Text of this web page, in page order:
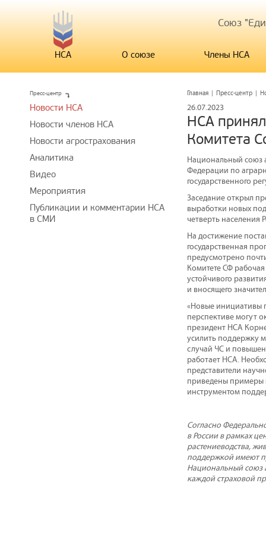
Союз
НСА О союзе Члены НСА
Главная | Пресс-центр |
26.07.2023
НСА принял
Комитета
Национальный союз
Федерации по
государственного
Заседание открыл
выработки новых
четверть населения
На достижение
государственная
предусмотрено
Комитете СФ
устойчивого
и вносящего
«Новые инициативы
перспективе могут
президент НСА
усилить поддержку
случай ЧС и
работает НСА.
представители
приведены примеры
инструментом
Согласно
в России в рамках
растениеводства,
поддержкой имеют
Национальный союз
каждой страховой
Пресс-центр
Новости НСА
Новости членов НСА
Новости агрострахования
Аналитика
Видео
Мероприятия
Публикации и комментарии НСА
в СМИ